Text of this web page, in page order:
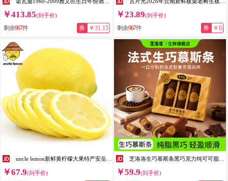
￥413.85(到手价)
剩余967件 券 ￥31.15
￥23.89(到手价)
剩余967件 券 ￥6
￥67.9(到手价) ￥59.9(到手价)